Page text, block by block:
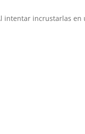
intentar incrustarlas en